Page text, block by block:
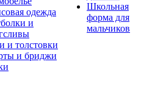
одежда
и
и толстовки
и бриджи
Школьная
форма для
мальчиков